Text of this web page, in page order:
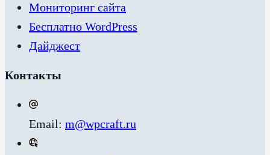
Мониторинг сайта
Бесплатно WordPress
Дайджест
Контакты
Email: m@wpcraft.ru